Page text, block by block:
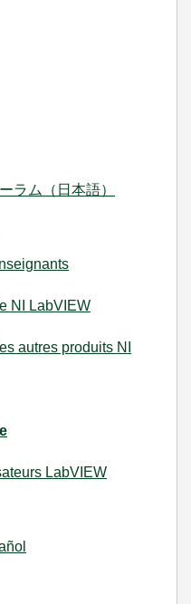
ラム（日本語）
NI LabVIEW
autres produits NI
LabVIEW